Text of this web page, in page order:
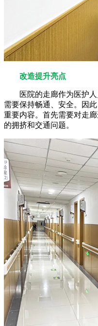
改造提升亮点
医院的走廊作为医护
需要保持畅通、安全。因
重要内容。首先需要对走
的拥挤和交通问题。